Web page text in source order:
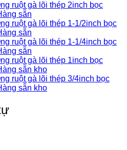
ruột gà lõi thép 2inch bọc
sẵn
ruột gà lõi thép 1-1/2inch bọc
sẵn
ruột gà lõi thép 1-1/4inch bọc
sẵn
ruột gà lõi thép 1inch bọc
sẵn kho
ruột gà lõi thép 3/4inch bọc
sẵn kho